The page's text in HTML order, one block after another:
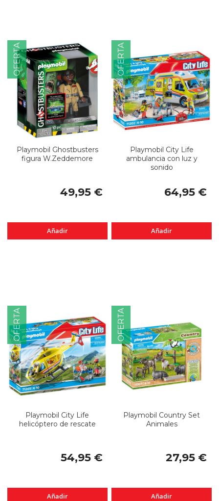
OFERTA
Playmobil Ghostbusters
figura W.Zeddemore
49,95 €
Añadir
OFERTA
Playmobil City Life
ambulancia con luz y
sonido
64,95 €
Añadir
OFERTA
Playmobil City Life
helicóptero de rescate
54,95 €
Añadir
OFERTA
Playmobil Country Set
Animales
27,95 €
Añadir